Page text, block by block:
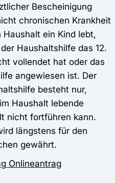
Bescheinigung
chronischen Krankheit
ein Kind lebt,
Haushaltshilfe das 12.
vollendet hat oder das
angewiesen ist. Der
besteht nur,
Haushalt lebende
nicht fortführen kann.
längstens für den
gewährt.
Onlineantrag